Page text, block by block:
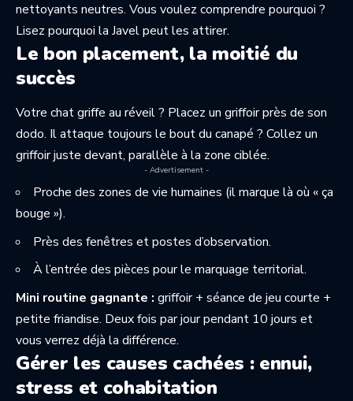
nettoyants neutres. Vous voulez comprendre pourquoi ?
Lisez pourquoi la Javel peut les attirer.
Le bon placement, la moitié du
succès
Votre chat griffe au réveil ? Placez un griffoir près de son
dodo. Il attaque toujours le bout du canapé ? Collez un
griffoir juste devant, parallèle à la zone ciblée.
- Advertisement -
Proche des zones de vie humaines (il marque là où « ça
bouge »).
Près des fenêtres et postes d’observation.
À l’entrée des pièces pour le marquage territorial.
Mini routine gagnante : griffoir + séance de jeu courte +
petite friandise. Deux fois par jour pendant 10 jours et
vous verrez déjà la différence.
Gérer les causes cachées : ennui,
stress et cohabitation